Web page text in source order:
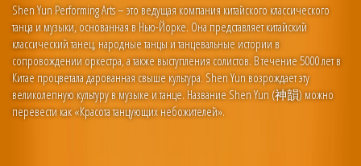
Shen Yun Performing Arts – это ведущая компания китайского классического
танца и музыки, основанная в Нью-Йорке. Она представляет китайский
классический танец, народные танцы и танцевальные истории в
сопровождении оркестра, а также выступления солистов. В течение 5000 лет в
Китае процветала дарованная свыше культура. Shen Yun возрождает эту
великолепную культуру в музыке и танце. Название Shen Yun (神韻) можно
перевести как «Красота танцующих небожителей».